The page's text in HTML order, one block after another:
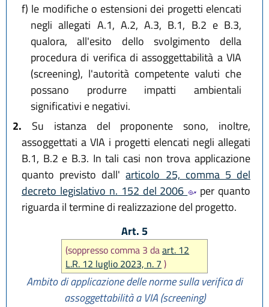
f) le modifiche o estensioni dei progetti elencati
negli allegati A.1, A.2, A.3, B.1, B.2 e B.3,
qualora, all'esito dello svolgimento della
procedura di verifica di assoggettabilità a VIA
(screening), l'autorità competente valuti che
possano produrre impatti ambientali
significativi e negativi.
2. Su istanza del proponente sono, inoltre,
assoggettati a VIA i progetti elencati negli allegati
B.1, B.2 e B.3. In tali casi non trova applicazione
quanto previsto dall'articolo 25, comma 5 del
decreto legislativo n. 152 del 2006
per quanto
riguarda il termine di realizzazione del progetto.
Art. 5
(soppresso comma 3 daart. 12
L.R. 12 luglio 2023, n. 7 )
Ambito di applicazione delle norme sulla verifica di
assoggettabilità a VIA (screening)